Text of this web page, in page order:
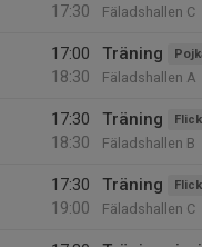
17:30
Fäladshallen C
17:00
18:30
Träning
Fäladshallen A
17:30
18:30
Träning
Fäladshallen B
17:30
19:00
Träning
Fäladshallen C